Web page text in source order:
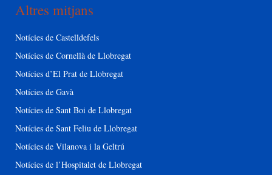
Altres mitjans
Notícies de Castelldefels
Notícies de Cornellà de Llobregat
Notícies d’El Prat de Llobregat
Notícies de Gavà
Notícies de Sant Boi de Llobregat
Notícies de Sant Feliu de Llobregat
Notícies de Vilanova i la Geltrú
Notícies de l’Hospitalet de Llobregat